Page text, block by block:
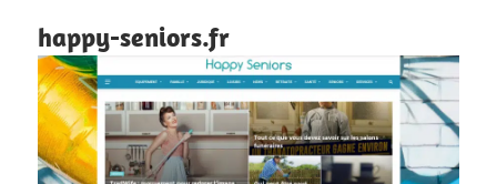
happy-seniors.fr